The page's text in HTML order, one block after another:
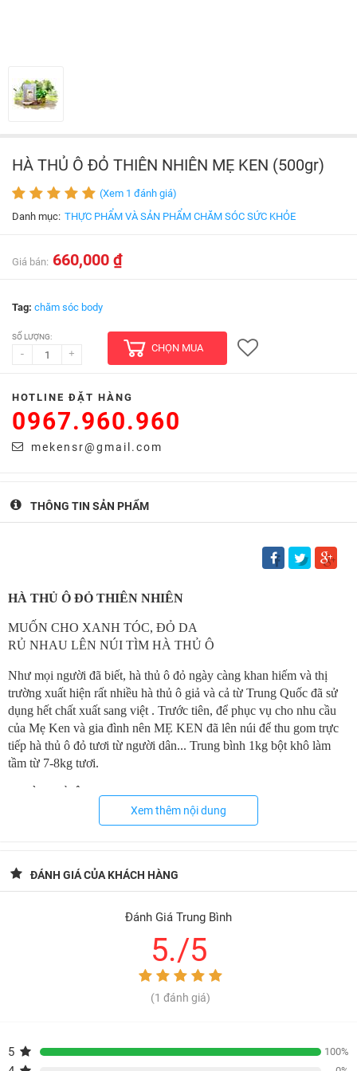
HÀ THỦ Ô ĐỎ THIÊN NHIÊN MẸ KEN (500gr)
(Xem 1 đánh giá)
Danh mục: THỰC PHẨM VÀ SẢN PHẨM CHĂM SÓC SỨC KHỎE
Giá bán: 660,000 ₫
Tag: chăm sóc body
SỐ LƯỢNG:
- +
CHỌN MUA
HOTLINE ĐẶT HÀNG
0967.960.960
mekensr@gmail.com
THÔNG TIN SẢN PHẨM
HÀ THỦ Ô ĐỎ THIÊN NHIÊN
MUỐN CHO XANH TÓC, ĐỎ DA
RỦ NHAU LÊN NÚI TÌM HÀ THỦ Ô
Như mọi người đã biết, hà thủ ô đỏ ngày càng khan hiếm và thị
trường xuất hiện rất nhiều hà thủ ô giả và cả từ Trung Quốc đã sử
dụng hết chất xuất sang việt . Trước tiên, để phục vụ cho nhu cầu
của Mẹ Ken và gia đình nên MẸ KEN đã lên núi để thu gom trực
tiếp hà thủ ô đỏ tươi từ người dân... Trung bình 1kg bột khô làm
tầm từ 7-8kg tươi.
❤️HÀ THỦ Ô có 2 loại : trắng và đỏ và theo nghiên cứu thì hà thủ
ô đỏ tốt và hiệu quả hơn nhiều. Và trong đông y HÀ THỦ Ô được
phong là thánh dược
MẸ KEN
Hà thủ ô nếu dùng tươi, phơi khô, nấu nước uống thì hợp chất chứa
anthraquinone trong hà thủ ô là độc tính sẽ gây hại... tiêu chảy dùng
lâu gây bí tiểu, viêm thận, tiêu chảy, ảnh hưởng đến gan. Vì vậy, hà
thủ ô đỏ mang về được MẸ KEN rửa sạch, rút lõi, ngâm qua 3
ngày 3 đêm với nước gạo và nấu cùng đậu đen trong vòng 6h, sau
đó để đậu đen ngấm vào miếng hà thủ ô rồi mới sấy khô và xay
*Thành phần:
Xem thêm nội dung
ĐÁNH GIÁ CỦA KHÁCH HÀNG
Đánh Giá Trung Bình
5./5
(1 đánh giá)
5 100%